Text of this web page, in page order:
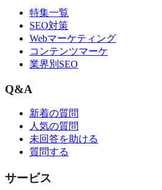
特集一覧
SEO対策
Webマーケティング
コンテンツマーケ
業界別SEO
Q&A
新着の質問
人気の質問
未回答を助ける
質問する
サービス